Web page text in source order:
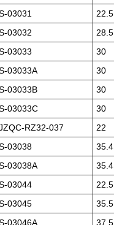
03031
22.5
03032
28.5
03033
30
03033A
30
03033B
30
03033C
30
RZ32-037
22
03038
35.4
03038A
35.4
03044
22.5
03045
35.5
03046A
37.5